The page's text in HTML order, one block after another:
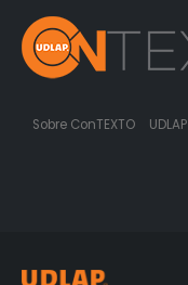
Sobre ConTEXTO UDLAP